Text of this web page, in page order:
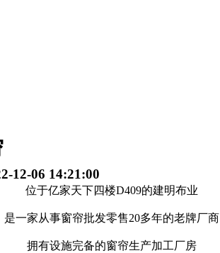
12-06 14:21:00
位于亿家天下四楼D409的建明布业
是一家从事窗帘批发零售20多年的老牌厂商
拥有设施完备的窗帘生产加工厂房